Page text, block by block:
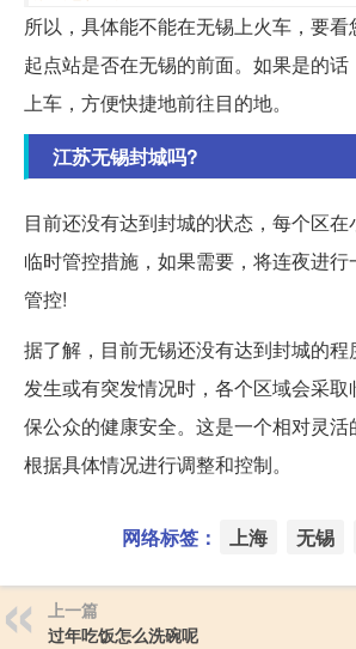
所以，具体能不能在无锡上火车，要
起点站是否在无锡的前面。如果是的
上车，方便快捷地前往目的地。
江苏无锡封城吗?
目前还没有达到封城的状态，每个区
临时管控措施，如果需要，将连夜进
管控!
据了解，目前无锡还没有达到封城的
发生或有突发情况时，各个区域会采
保公众的健康安全。这是一个相对灵
根据具体情况进行调整和控制。
网络标签： 上海 无锡
上一篇
过年吃饭怎么洗碗呢